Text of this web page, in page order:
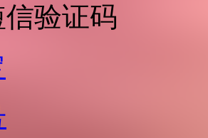
验证码